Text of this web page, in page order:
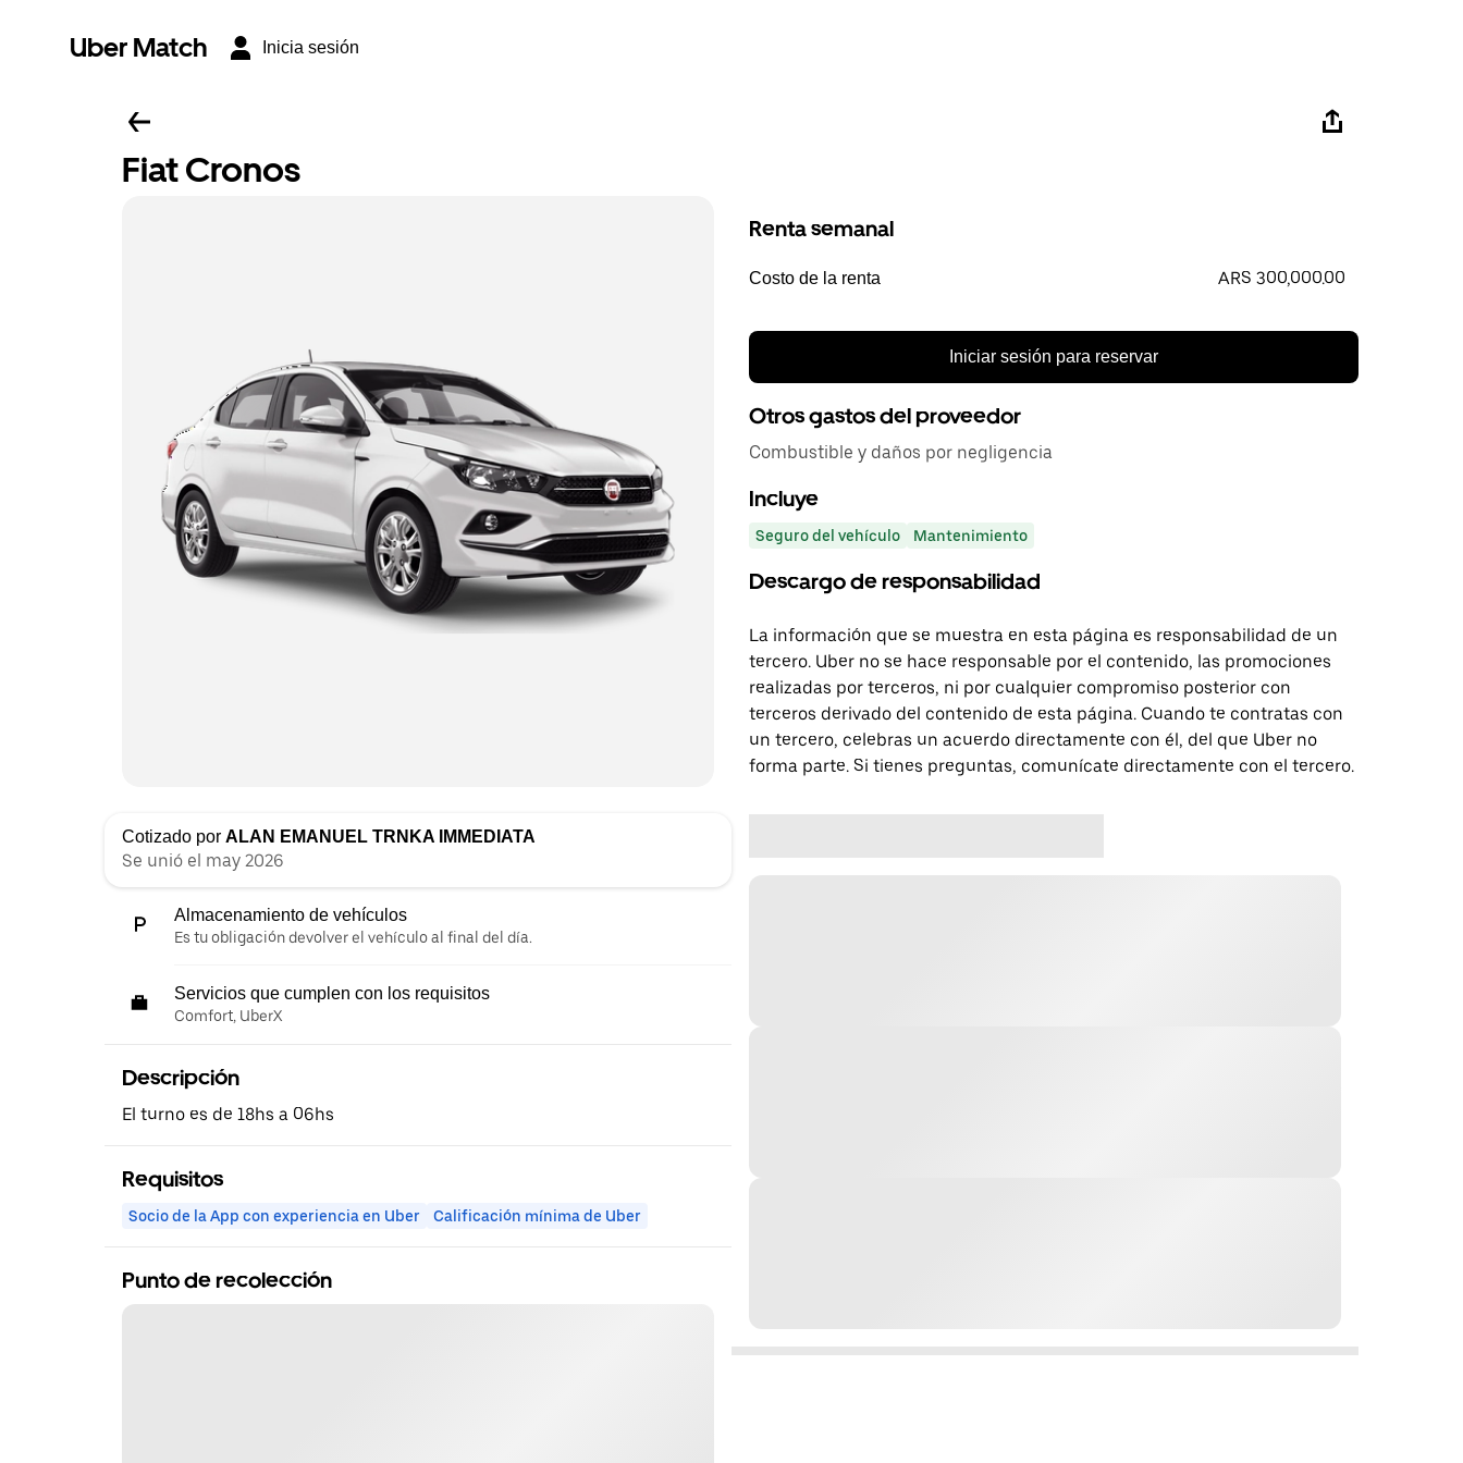
Uber Match Inicia sesión
Fiat Cronos
Cotizado por ALAN EMANUEL TRNKA IMMEDIATA
Se unió el may 2026
Almacenamiento de vehículos
Es tu obligación devolver el vehículo al final del día.
Servicios que cumplen con los requisitos
Comfort, UberX
Descripción
El turno es de 18hs a 06hs
Requisitos
Socio de la App con experiencia en Uber Calificación mínima de Uber
Punto de recolección
Renta semanal
Costo de la renta ARS 300,000.00
Iniciar sesión para reservar
Otros gastos del proveedor
Combustible y daños por negligencia
Incluye
Seguro del vehículo Mantenimiento
Descargo de responsabilidad
La información que se muestra en esta página es responsabilidad de un
tercero. Uber no se hace responsable por el contenido, las promociones
realizadas por terceros, ni por cualquier compromiso posterior con
terceros derivado del contenido de esta página. Cuando te contratas con
un tercero, celebras un acuerdo directamente con él, del que Uber no
forma parte. Si tienes preguntas, comunícate directamente con el tercero.